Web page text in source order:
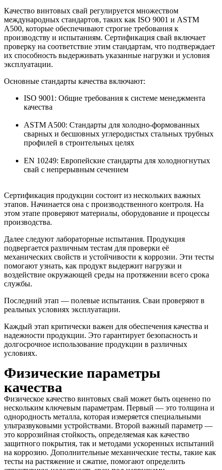
Качество винтовых свай регулируется множеством
международных стандартов, таких как ISO 9001 и ASTM
A500, которые обеспечивают строгие требования к
производству и испытаниям. Сертификация свай включает
проверку на соответствие этим стандартам, что подтверждает
их способность выдерживать указанные нагрузки и условия
эксплуатации.
Основные стандарты качества включают:
ISO 9001: Общие требования к системе менеджмента
качества
ASTM A500: Стандарты для холодно-формованных
сварных и бесшовных углеродистых стальных трубных
профилей в строительных целях
EN 10249: Европейские стандарты для холодногнутых
свай с непрерывным сечением
Сертификация продукции состоит из нескольких важных
этапов. Начинается она с производственного контроля. На
этом этапе проверяют материалы, оборудование и процессы
производства.
Далее следуют лабораторные испытания. Продукция
подвергается различным тестам для проверки её
механических свойств и устойчивости к коррозии. Эти тесты
помогают узнать, как продукт выдержит нагрузки и
воздействие окружающей среды на протяжении всего срока
службы.
Последний этап — полевые испытания. Сваи проверяют в
реальных условиях эксплуатации.
Каждый этап критически важен для обеспечения качества и
надежности продукции. Это гарантирует безопасность и
долгосрочное использование продукции в различных
условиях.
Физические параметры
качества
Физическое качество винтовых свай может быть оценено по
нескольким ключевым параметрам. Первый — это толщина и
однородность металла, которая измеряется специальными
ультразвуковыми устройствами. Второй важный параметр —
это коррозийная стойкость, определяемая как качество
защитного покрытия, так и методами ускоренных испытаний
на коррозию. Дополнительные механические тесты, такие как
тесты на растяжение и сжатие, помогают определить